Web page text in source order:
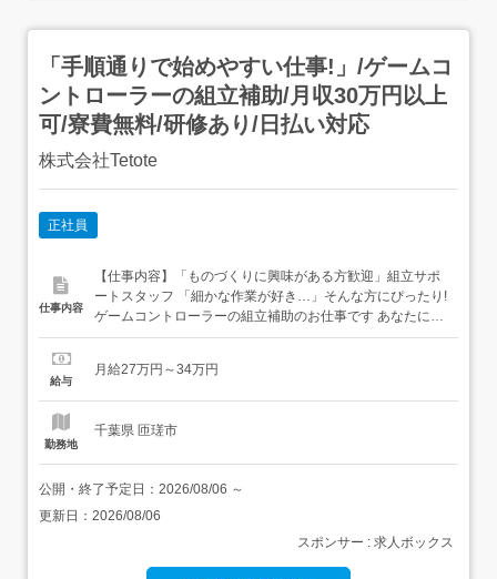
「手順通りで始めやすい仕事!」/ゲームコ
ントローラーの組立補助/月収30万円以上
可/寮費無料/研修あり/日払い対応
株式会社Tetote
正社員
仕事内容
【仕事内容】「ものづくりに興味がある方歓迎」組立サポ
ートスタッフ 「細かな作業が好き…」そんな方にぴったり!
ゲームコントローラーの組立補助のお仕事です あなたにお
任せするカンタン作業 <部品準備> 必要なパーツを集める <
ク項目に沿って確認 <最終確認> 完成品の状態をチェック
給与
月給27万円～34万円
勤務地
千葉県 匝瑳市
公開・終了予定日： 2026/08/06 ～
更新日： 2026/08/06
スポンサー : 求人ボックス